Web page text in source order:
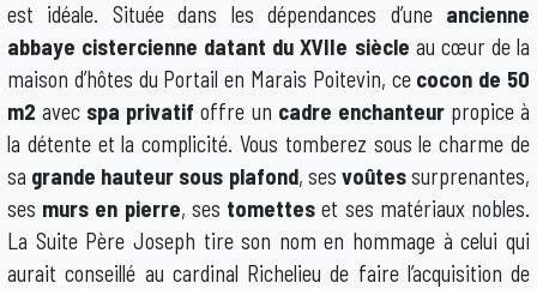
est idéale. Située dans les dépendances d’une ancienne
abbaye cistercienne datant du XVIIe siècle au cœur de la
maison d’hôtes du Portail en Marais Poitevin, ce cocon de 50
m2 avec spa privatif offre un cadre enchanteurpropice à
la détente et la complicité. Vous tomberez sous le charme de
sa grande hauteur sous plafond, ses voûtessurprenantes,
ses murs en pierre, ses tomettes et ses matériaux nobles.
La Suite Père Joseph tire son nom en hommage à celui qui
aurait conseillé au cardinal Richelieu de faire l’acquisition de